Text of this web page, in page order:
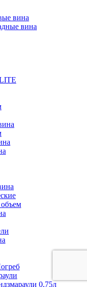
вина
вина
0,75л